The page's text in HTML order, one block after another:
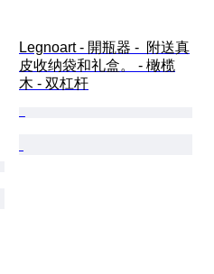
Legnoart - 開瓶器 -  附送真
皮收纳袋和礼盒。 - 橄榄
木 - 双杠杆